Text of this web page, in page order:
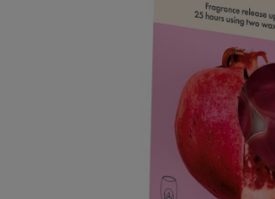
Środki ochrony roślin
Środki ochrony roślin dla
Zobacz wszystkie